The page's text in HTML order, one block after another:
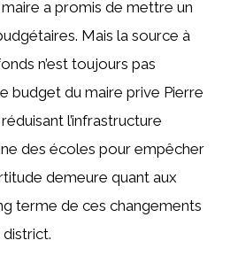
maire a promis de mettre un
Mais la source à
n’est toujours pas
budget du maire prive Pierre
l’infrastructure
des écoles pour empêcher
demeure quant aux
terme de ces changements